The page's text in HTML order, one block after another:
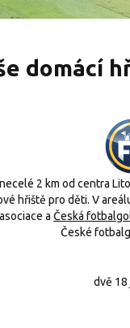
domácí
2 km od centra
hřiště pro děti. V
a Česká
České
dvě